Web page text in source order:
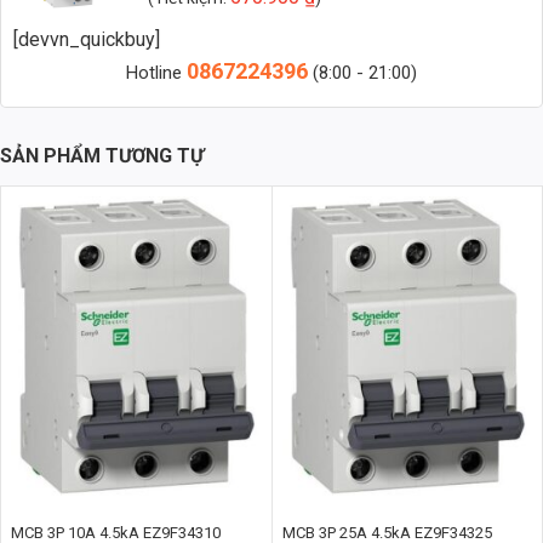
Dòng điện định mức: 16A
Dòng cắt ngắn mạch: 6kA
Số cực: 1P+N (1 cực + trung tính)
Thời gian tác động: Tức thời
Vật Liệu và Thiết Kế
Acti9 RCBO 1P+N 6kA, 300mA A9D41606 được chế tạo từ vật liệu
chất lượng cao, đảm bảo độ bền và tuổi thọ lâu dài. Vỏ thiết bị được
làm từ nhựa polycarbonate chống cháy, chịu nhiệt tốt. Các bộ phận
bên trong được thiết kế chính xác, đảm bảo hoạt động ổn định và tin
cậy.
Tiêu Chuẩn và Chứng Nhận
Sản phẩm đáp ứng các tiêu chuẩn quốc tế và Việt Nam như IEC
[devvn_quickbuy]
Hotline 0867224396 (8:00 - 21:00)
SẢN PHẨM TƯƠNG TỰ
MCB 3P 10A 4.5kA EZ9F34310
MCB 3P 25A 4.5kA EZ9F34325